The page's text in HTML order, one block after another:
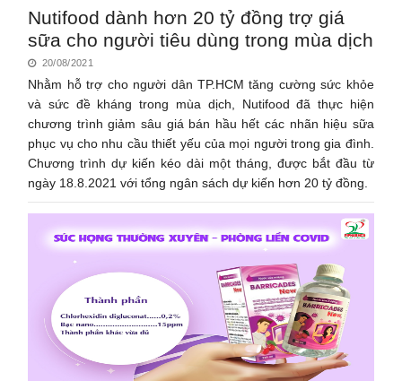
Nutifood dành hơn 20 tỷ đồng trợ giá
sữa cho người tiêu dùng trong mùa dịch
20/08/2021
Nhằm hỗ trợ cho người dân TP.HCM tăng cường sức khỏe
và sức đề kháng trong mùa dịch, Nutifood đã thực hiện
chương trình giảm sâu giá bán hầu hết các nhãn hiệu sữa
phục vụ cho nhu cầu thiết yếu của mọi người trong gia đình.
Chương trình dự kiến kéo dài một tháng, được bắt đầu từ
ngày 18.8.2021 với tổng ngân sách dự kiến hơn 20 tỷ đồng.